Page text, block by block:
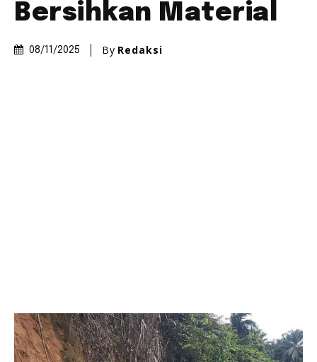
Bersihkan Material
08/11/2025 By Redaksi